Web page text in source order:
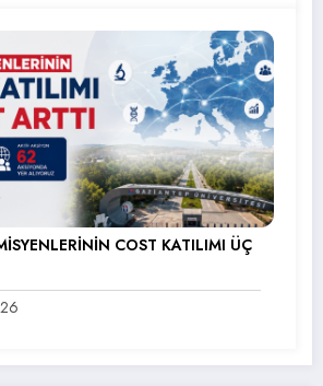
COST KATILIMI ÜÇ